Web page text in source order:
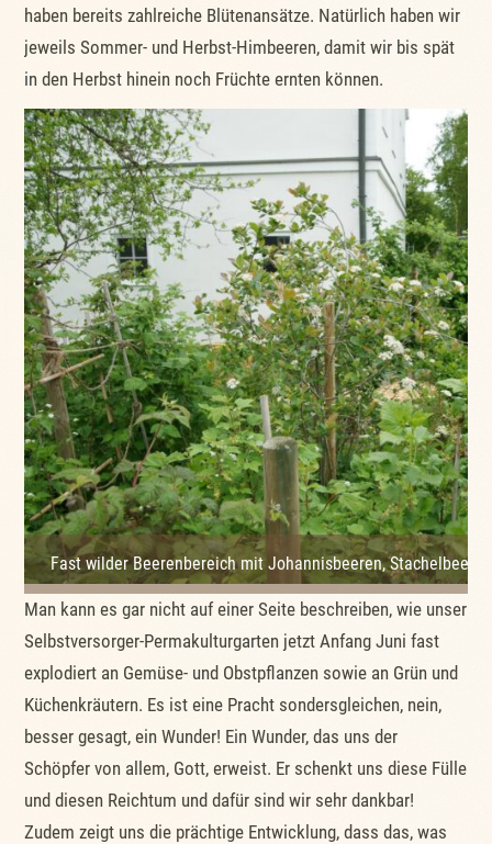
haben bereits zahlreiche Blütenansätze. Natürlich haben wir
jeweils Sommer- und Herbst-Himbeeren, damit wir bis spät
in den Herbst hinein noch Früchte ernten können.
Fast wilder Beerenbereich mit Johannisbeeren,
Man kann es gar nicht auf einer Seite beschreiben, wie unser
Selbstversorger-Permakulturgarten jetzt Anfang Juni fast
explodiert an Gemüse- und Obstpflanzen sowie an Grün und
Küchenkräutern. Es ist eine Pracht sondersgleichen, nein,
besser gesagt, ein Wunder! Ein Wunder, das uns der
Schöpfer von allem, Gott, erweist. Er schenkt uns diese Fülle
und diesen Reichtum und dafür sind wir sehr dankbar!
Zudem zeigt uns die prächtige Entwicklung, dass das, was